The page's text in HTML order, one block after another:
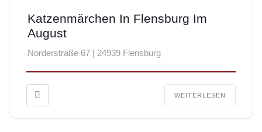
Katzenmärchen In Flensburg Im
August
Norderstraße 67 | 24939 Flensburg
WEITERLESEN